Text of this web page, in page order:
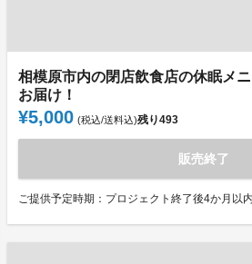
相模原市内の閉店飲食店の休眠メ
お届け！
¥5,000 (税込/送料込)残り493
販売終了
ご提供予定時期：プロジェクト終了後4か月以内